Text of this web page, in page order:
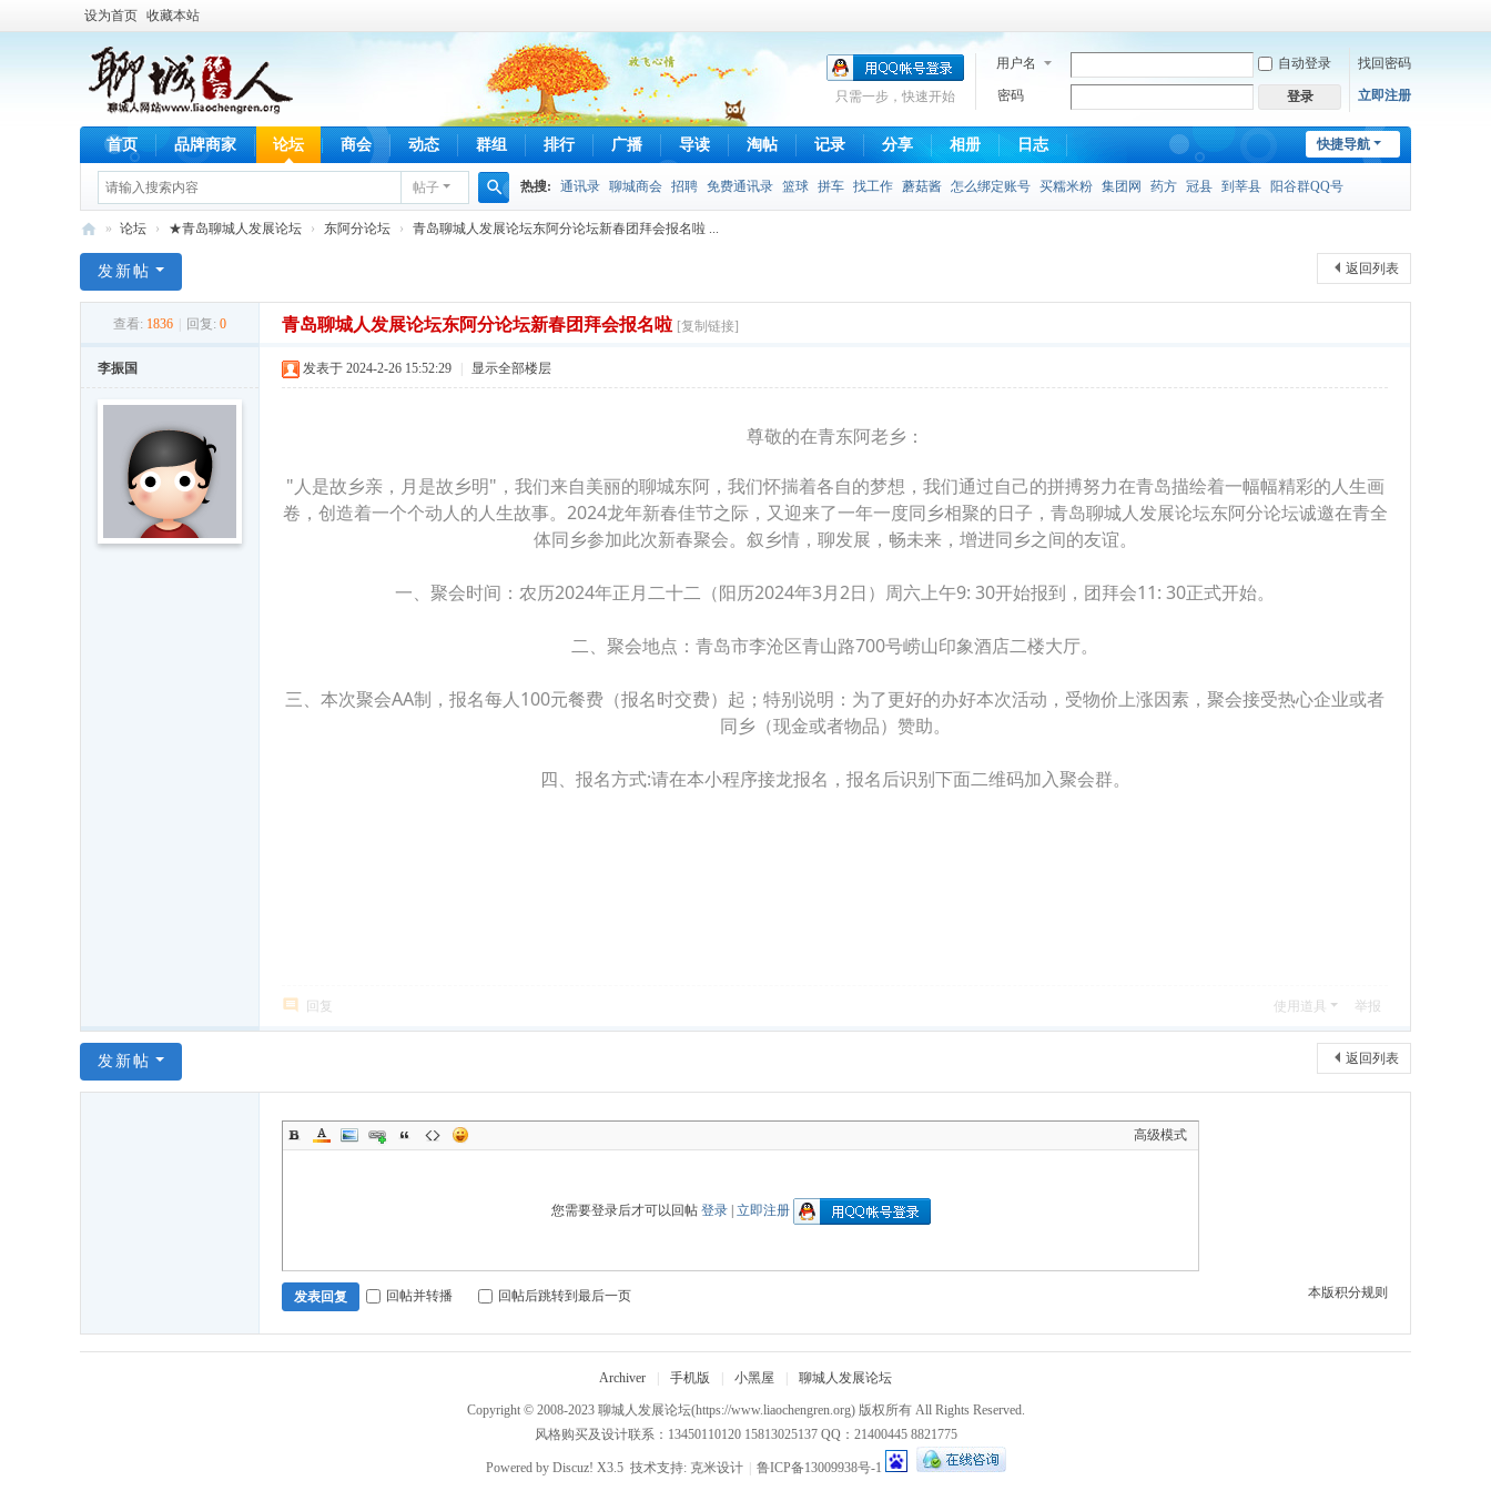
设为首页 收藏本站
用户名 自动登录 找回密码
密码 登录 立即注册
只需一步，快速开始
快捷导航
首页 品牌商家 论坛 商会 动态 群组 排行 广播 导读 淘帖 记录 分享 相册 日志
帖子
搜
热搜: 通讯录 聊城商会 招聘 免费通讯录 篮球 拼车 找工作 蘑菇酱 怎么绑定账号 买糯米粉 集团网 药方 冠县 到莘县 阳谷群QQ号
不得发布 拼车信息 qq通讯录 摄影
服
务
城
,
城
会
» 论坛 › ★青岛聊城人发展论坛 › 东阿分论坛 › 青岛聊城人发展论坛东阿分论坛新春团拜会报名啦 ...
返回列表
发新帖
查看: 1836 回复: 0 青岛聊城人发展论坛东阿分论坛新春团拜会报名啦 [复制链接]
李振国 发表于 2024-2-26 15:52:29 显示全部楼层
尊敬的在青东阿老乡：
"人是故乡亲，月是故乡明"，我们来自美丽的聊城东阿，我们怀揣着各自的梦想，我们通过自己的拼搏努力在青岛描绘着一幅幅精彩的人生画
卷，创造着一个个动人的人生故事。2024龙年新春佳节之际，又迎来了一年一度同乡相聚的日子，青岛聊城人发展论坛东阿分论坛诚邀在青全
体同乡参加此次新春聚会。叙乡情，聊发展，畅未来，增进同乡之间的友谊。
一、聚会时间：农历2024年正月二十二（阳历2024年3月2日）周六上午9: 30开始报到，团拜会11: 30正式开始。
二、聚会地点：青岛市李沧区青山路700号崂山印象酒店二楼大厅。
三、本次聚会AA制，报名每人100元餐费（报名时交费）起；特别说明：为了更好的办好本次活动，受物价上涨因素，聚会接受热心企业或者
同乡（现金或者物品）赞助。
四、报名方式:请在本小程序接龙报名，报名后识别下面二维码加入聚会群。
回复 使用道具 举报
返回列表
发新帖
高级模式
您需要登录后才可以回帖 登录| 立即注册
本版积分规则
发表回复 回帖并转播 回帖后跳转到最后一页
Archiver 手机版 小黑屋 聊城人发展论坛
Copyright © 2008-2023 聊城人发展论坛(https://www.liaochengren.org) 版权所有 All Rights Reserved.
风格购买及设计联系：13450110120 15813025137 QQ：21400445 8821775
Powered by Discuz! X3.5 技术支持: 克米设计 鲁ICP备13009938号-1